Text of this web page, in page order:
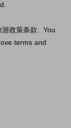
游政策条款. You
terms and